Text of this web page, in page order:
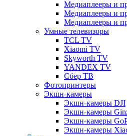
Медиаплееры и
Медиаплееры и
Медиаплееры и
Умные телевизоры
TCL TV
Xiaomi TV
Skyworth TV
YANDEX TV
Сбер ТВ
Фотопринтеры
Экшн-камеры
Экшн-камеры DJI
Экшн-камеры
Экшн-камеры
Экшн-камеры